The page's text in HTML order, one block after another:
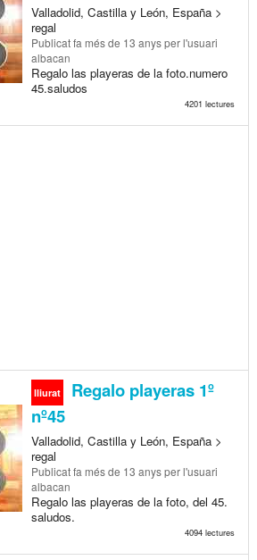
Valladolid, Castilla y León, España >
regal
Publicatfa més de 13 anysper l'usuari
albacan
Regalo las playeras de la foto.numero
45.saludos
4201 lectures
lliurat
Regalo playeras 1º
nº45
Valladolid, Castilla y León, España >
regal
Publicatfa més de 13 anysper l'usuari
albacan
Regalo las playeras de la foto, del 45.
saludos.
4094 lectures